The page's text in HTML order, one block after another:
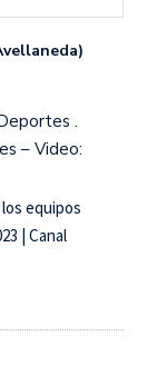
.
– Video: